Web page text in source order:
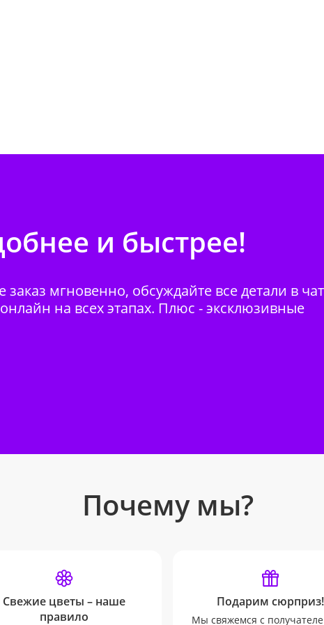
и быстрее!
мгновенно, обсуждайте все детали в
на всех этапах. Плюс - эксклюзивные
Почему мы?
Свежие цветы – наше
правило
Подарим сюрприз!
Мы свяжемся с